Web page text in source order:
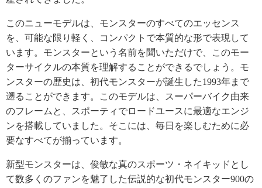
このニューモデルは、モンスターのすべてのエッセンス
を、可能な限り軽く、コンパクトで本質的な形で表現して
います。モンスターという名前を聞いただけで、このモー
ターサイクルの本質を理解することができるでしょう。モ
ンスターの歴史は、初代モンスターが誕生した1993年まで
遡ることができます。このモデルは、スーパーバイク由来
のフレームと、スポーティでロードユースに最適なエンジ
ンを搭載していました。そこには、毎日を楽しむために必
要なすべてが揃っています。
新型モンスターは、俊敏な真のスポーツ・ネイキッドとし
て数多くのファンを魅了した伝説的な初代モンスター900の